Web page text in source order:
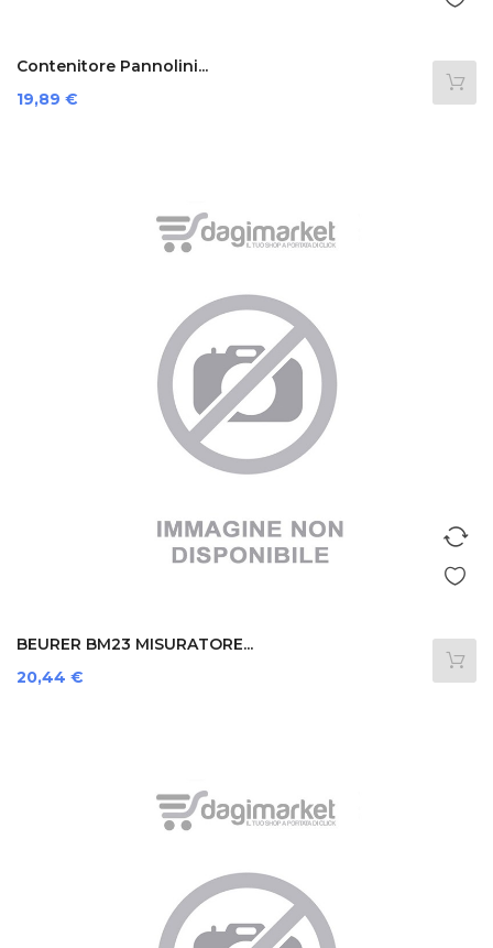
Contenitore Pannolini...
Prezzo
19,89 €
BEURER BM23 MISURATORE...
Prezzo
20,44 €